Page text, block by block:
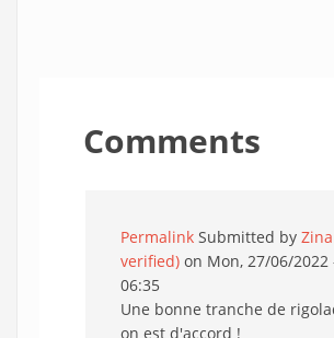
Comments
Permalink Submitted by
verified) on Mon, 27/06/2022
06:35
Une bonne tranche de
on est d'accord !